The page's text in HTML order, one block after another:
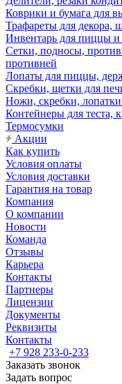
Коврики и бумага для
Трафареты для декора,
Инвентарь для пиццы
Сетки, подносы,
противней
Лопаты для пиццы,
Скребки, щетки для
Ножи, скребки,
Контейнеры для теста,
Термосумки
Акции
Как купить
Условия оплаты
Условия доставки
Гарантия на товар
Компания
О компании
Новости
Команда
Отзывы
Карьера
Контакты
Партнеры
Лицензии
Документы
Реквизиты
Контакты
+7 928 233-0-233
Заказать звонок
Задать вопрос